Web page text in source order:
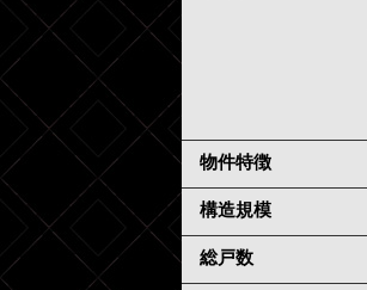
物件特徴
構造規模
総戸数